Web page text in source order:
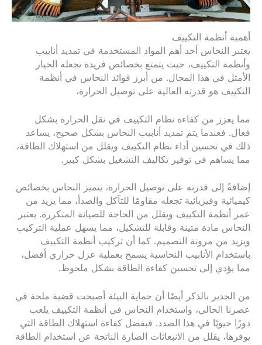
أهمية أنظمة التكييف
يعتبر النحاس أحد أهم المواد المستخدمة في تمديد أنابيب
وأنظمة التكييف، حيث يتمتع بخصائص فريدة تجعله الخيار
الأمثل في هذا المجال. من أبرز فوائد النحاس في أنظمة
التكييف هو قدرته العالية على توصيل الحرارة،
مما يعزز من كفاءة نظام التكييف في نقل الحرارة بشكل
فعال. فعندما يتم تمديد أنابيب النحاس بشكل صحيح، يساعد
ذلك في تحسين أداء نظام التكييف ويقلل من استهلاك الطاقة،
مما يساهم في توفير تكاليف التشغيل بشكل كبير.
إضافةً إلى قدرته على توصيل الحرارة، يتميز النحاس بخصائص
كيميائية وفيزيائية تجعله مقاومًا للتآكل والصدأ، مما يزيد من
عمر أنظمة التكييف ويقلل من الحاجة للصيانة المتكررة. يعتبر
النحاس مادة متينة وقابلة للتشكيل، مما يسهل عملية التركيب
ويزيد من مرونة التصميم. كما أن تركيب أنظمة التكييف
باستخدام الأنابيب النحاسية يسمح بعملية عزل حراري أفضل،
مما يؤدي إلى تحسين كفاءة الطاقة بشكل ملحوظ.
من الجدير بالذكر أيضًا أن حماية البيئة أصبحت قضية ملحة في
عصرنا الحالي، واستخدام النحاس في أنظمة التكييف يلعب
دورًا حيويًا في هذا الصدد. فبفضل كفاءة استهلاك الطاقة التي
يوفرها، يقلل من الانبعاثات الضارة الناتجة عن استخدام الطاقة